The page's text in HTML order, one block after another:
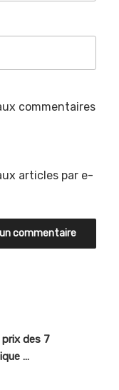
commentaires
articles par e-
prix des 7
…